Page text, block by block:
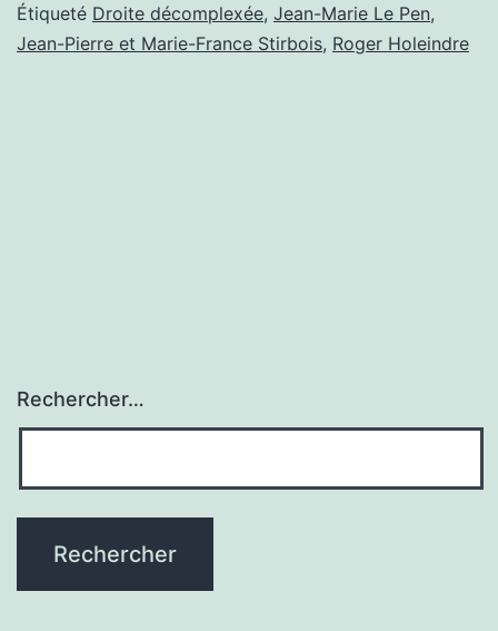
POUR
FAIRE
Étiqueté Droite décomplexée, Jean-Marie Le Pen,
Jean-Pierre et Marie-France Stirbois, Roger Holeindre
Rechercher…